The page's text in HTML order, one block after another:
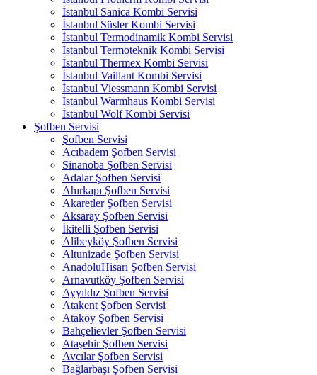
İstanbul Sanica Kombi Servisi
İstanbul Süsler Kombi Servisi
İstanbul Termodinamik Kombi Servisi
İstanbul Termoteknik Kombi Servisi
İstanbul Thermex Kombi Servisi
İstanbul Vaillant Kombi Servisi
İstanbul Viessmann Kombi Servisi
İstanbul Warmhaus Kombi Servisi
İstanbul Wolf Kombi Servisi
Şofben Servisi
Şofben Servisi
Acıbadem Şofben Servisi
Sinanoba Şofben Servisi
Adalar Şofben Servisi
Ahırkapı Şofben Servisi
Akaretler Şofben Servisi
Aksaray Şofben Servisi
İkitelli Şofben Servisi
Alibeyköy Şofben Servisi
Altunizade Şofben Servisi
AnadoluHisarı Şofben Servisi
Arnavutköy Şofben Servisi
Ayyıldız Şofben Servisi
Atakent Şofben Servisi
Ataköy Şofben Servisi
Bahçelievler Şofben Servisi
Ataşehir Şofben Servisi
Avcılar Şofben Servisi
Bağlarbaşı Şofben Servisi